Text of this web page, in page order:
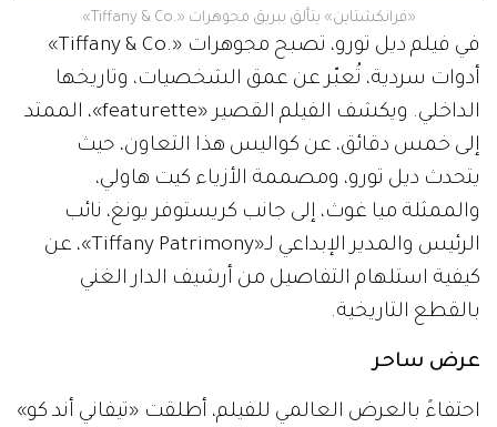
«فرانكشتاين» يتألق ببريق مجوهرات «.Tiffany & Co»
في فيلم ديل تورو، تصبح مجوهرات «.Tiffany & Co»
أدوات سردية، تُعبّر عن عمق الشخصيات، وتاريخها
الداخلي. ويكشف الفيلم القصير «featurette»، الممتد
إلى خمس دقائق، عن كواليس هذا التعاون، حيث
يتحدث ديل تورو، ومصممة الأزياء كيت هاولي،
والممثلة ميا غوث، إلى جانب كريستوفر يونغ، نائب
الرئيس والمدير الإبداعي لـ«Tiffany Patrimony»، عن
كيفية استلهام التفاصيل من أرشيف الدار الغني
بالقطع التاريخية.
عرض ساحر
احتفاءً بالعرض العالمي للفيلم، أطلقت «تيفاني أند كو»